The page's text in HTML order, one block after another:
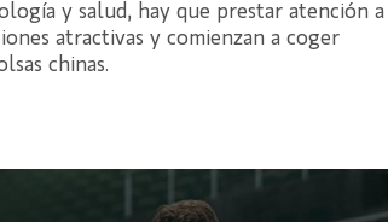
y salud, hay que prestar atención a
atractivas y comienzan a coger
chinas.